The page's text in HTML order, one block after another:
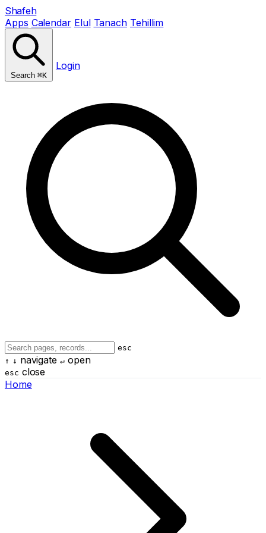
Shafeh
Apps Calendar Elul Tanach Tehillim
Search ⌘K
Login
esc
↑ ↓ navigate ↵open
esc close
Home